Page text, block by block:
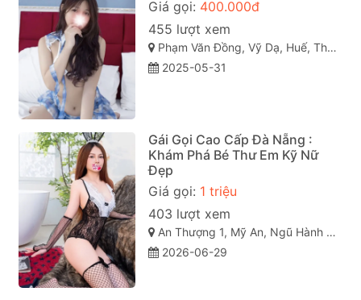
Giá gọi: 400.000đ
455 lượt xem
Phạm Văn Đồng, Vỹ Dạ, Huế, Thừa Thiên Huế
2025-05-31
Gái Gọi Cao Cấp Đà Nẵng :
Khám Phá Bé Thư Em Kỹ Nữ
Đẹp
Giá gọi: 1 triệu
403 lượt xem
An Thượng 1, Mỹ An, Ngũ Hành Sơn, Đà Nẵng
2026-06-29